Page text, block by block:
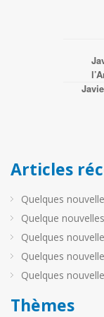
Articles
Quelques
Quelque
Quelques
Quelques
Quelques
Thèmes